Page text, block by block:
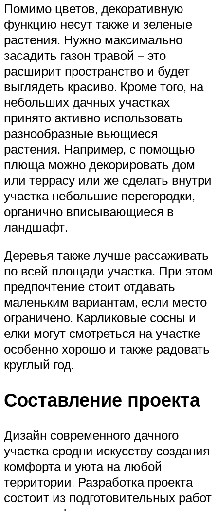
Помимо цветов, декоративную
функцию несут также и зеленые
растения. Нужно максимально
засадить газон травой – это
расширит пространство и будет
выглядеть красиво. Кроме того, на
небольших дачных участках
принято активно использовать
разнообразные вьющиеся
растения. Например, с помощью
плюща можно декорировать дом
или террасу или же сделать внутри
участка небольшие перегородки,
органично вписывающиеся в
ландшафт.
Деревья также лучше рассаживать
по всей площади участка. При этом
предпочтение стоит отдавать
маленьким вариантам, если место
ограничено. Карликовые сосны и
елки могут смотреться на участке
особенно хорошо и также радовать
круглый год.
Составление проекта
Дизайн современного дачного
участка сродни искусству создания
комфорта и уюта на любой
территории. Разработка проекта
состоит из подготовительных работ